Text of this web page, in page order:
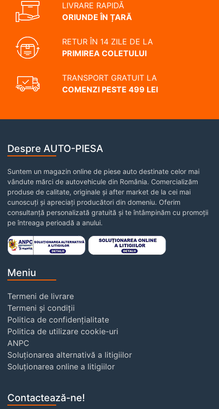
LIVRARE RAPIDĂ
ORIUNDE ÎN ȚARĂ
RETUR ÎN 14 ZILE DE LA
PRIMIREA COLETULUI
TRANSPORT GRATUIT LA
COMENZI PESTE 499 LEI
Despre AUTO-PIESA
Suntem un magazin online de piese auto destinate celor mai
vândute mărci de autovehicule din România. Comercializăm
produse de calitate, originale și after market de la cei mai
cunoscuți și apreciați producători din domeniu. Oferim
consultanță personalizată gratuită și te întâmpinăm cu promoții
pe întreaga perioadă a anului.
Meniu
Termeni de livrare
Termeni și condiții
Politica de confidențialitate
Politica de utilizare cookie-uri
ANPC
Soluționarea alternativă a litigiilor
Soluționarea online a litigiilor
Contactează-ne!